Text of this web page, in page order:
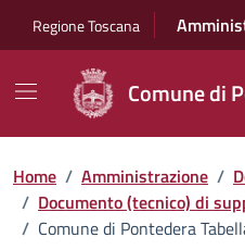
Regione Toscana
Comune di
Home / Amministrazione /
/ Documento (tecnico) di
/ Comune di Pontedera